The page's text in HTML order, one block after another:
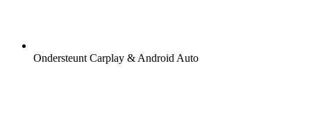
Ondersteunt Carplay & Android Auto